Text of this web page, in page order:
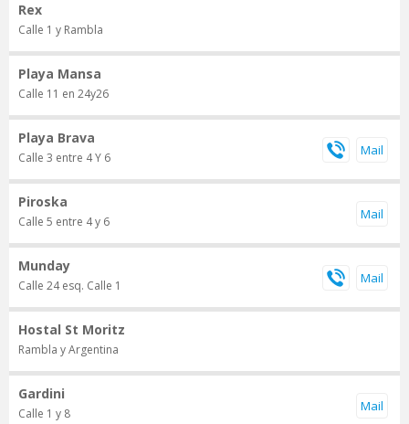
Rex
Calle 1 y Rambla
Playa Mansa
Calle 11 en 24y26
Playa Brava
Calle 3 entre 4 Y 6
Piroska
Calle 5 entre 4 y 6
Munday
Calle 24 esq. Calle 1
Hostal St Moritz
Rambla y Argentina
Gardini
Calle 1 y 8